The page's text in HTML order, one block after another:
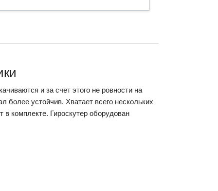
и за счет этого не ровности на
более устойчив. Хватает всего нескольких
в комплекте. Гироскутер оборудован